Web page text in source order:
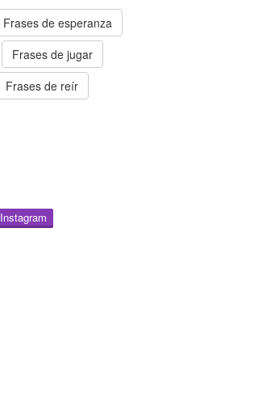
Frases de esperanza
Frases de jugar
Frases de reír
Instagram